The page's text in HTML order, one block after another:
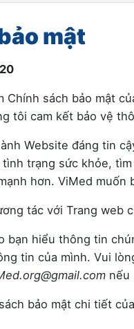
mật
Chính sách bảo mật
tôi cam kết bảo vệ
Website đáng tin
trạng sức khỏe,
hơn. ViMed muốn
tác với Trang
bạn hiểu thông tin
tin của mình. Vui
nếu
bảo mật chi tiết